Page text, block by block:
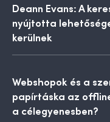
Deann Evans: A
nyújtotta
kerülnek
Webshopok és a
papírtáska az
a célegyenesben?